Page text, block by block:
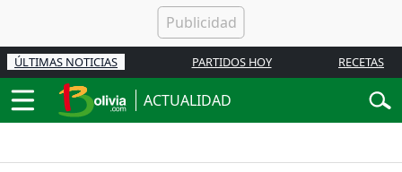
ÚLTIMAS NOTICIAS PARTIDOS HOY RECETAS
ACTUALIDAD